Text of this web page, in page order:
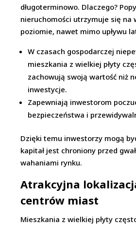
długoterminowo. Dlaczego?
nieruchomości utrzymuje się na
poziomie, nawet mimo upływu
W czasach gospodarczej
mieszkania z wielkiej płyty
zachowują swoją wartość niż
inwestycje.
Zapewniają inwestorom
bezpieczeństwa i
Dzięki temu inwestorzy mogą
kapitał jest chroniony przed
wahaniami rynku.
Atrakcyjna
centrów miast
Mieszkania z wielkiej płyty